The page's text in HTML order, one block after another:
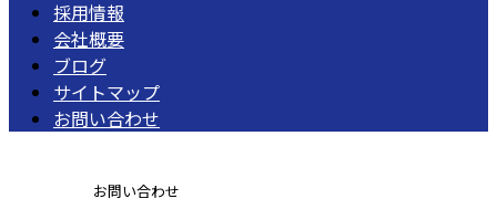
採用情報
会社概要
ブログ
サイトマップ
お問い合わせ
お問い合わせ